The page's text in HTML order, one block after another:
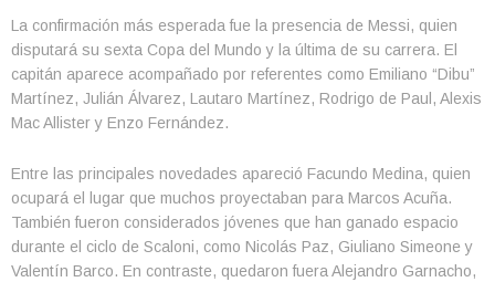
La confirmación más esperada fue la presencia de Messi, quien
disputará su sexta Copa del Mundo y la última de su carrera. El
capitán aparece acompañado por referentes como Emiliano “Dibu”
Martínez, Julián Álvarez, Lautaro Martínez, Rodrigo de Paul, Alexis
Mac Allister y Enzo Fernández.
Entre las principales novedades apareció Facundo Medina, quien
ocupará el lugar que muchos proyectaban para Marcos Acuña.
También fueron considerados jóvenes que han ganado espacio
durante el ciclo de Scaloni, como Nicolás Paz, Giuliano Simeone y
Valentín Barco. En contraste, quedaron fuera Alejandro Garnacho,